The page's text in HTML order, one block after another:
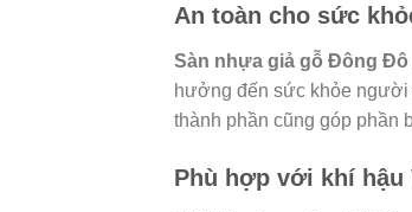
An toàn cho sức
Sàn nhựa giả gỗ Đông Đô
hưởng đến sức khỏe người
thành phần cũng góp phần
Phù hợp với khí hậu